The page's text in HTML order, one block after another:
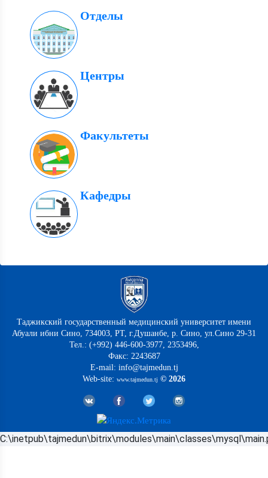
Отделы
Центры
Факультеты
Кафедры
Таджикский государственный медицинский университет имени
Абуали ибни Сино, 734003, РТ, г.Душанбе, р. Сино, ул.Сино 29-31
Тел.: (+992) 446-600-3977, 2353496,
Факс: 2243687
E-mail: info@tajmedun.tj
Web-site: www.tajmedun.tj © 2026